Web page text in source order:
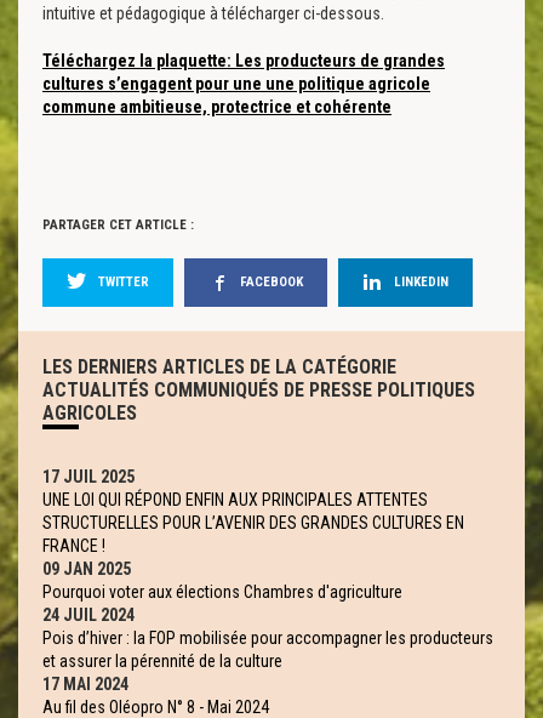
intuitive et pédagogique à télécharger ci-dessous.
Téléchargez la plaquette: Les producteurs de grandes
cultures s’engagent pour une une politique agricole
commune ambitieuse, protectrice et cohérente
PARTAGER CET ARTICLE :
TWITTER FACEBOOK LINKEDIN
LES DERNIERS ARTICLES DE LA CATÉGORIE
ACTUALITÉS COMMUNIQUÉS DE PRESSE POLITIQUES
AGRICOLES
17 JUIL 2025
UNE LOI QUI RÉPOND ENFIN AUX PRINCIPALES ATTENTES
STRUCTURELLES POUR L’AVENIR DES GRANDES CULTURES EN
FRANCE !
09 JAN 2025
Pourquoi voter aux élections Chambres d'agriculture
24 JUIL 2024
Pois d’hiver : la FOP mobilisée pour accompagner les producteurs
et assurer la pérennité de la culture
17 MAI 2024
Au fil des Oléopro N° 8 - Mai 2024